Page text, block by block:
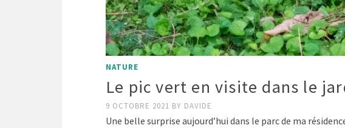
NATURE
Le pic vert en visite dans le
9 OCTOBRE 2021 BY DAVIDE
Une belle surprise aujourd’hui dans le parc de ma